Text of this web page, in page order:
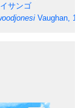
サンゴ
Vaughan,